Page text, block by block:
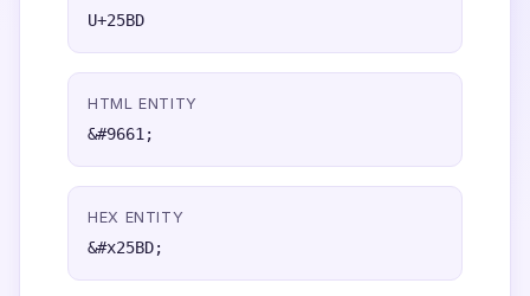
U+25BD
HTML ENTITY
&#9661;
HEX ENTITY
&#x25BD;